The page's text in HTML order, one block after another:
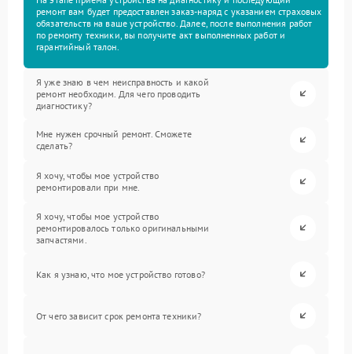
ремонт вам будет предоставлен заказ-наряд с указанием страховых
обязательств на ваше устройство. Далее, после выполнения работ
по ремонту техники, вы получите акт выполненных работ и
гарантийный талон.
Я уже знаю в чем неисправность и какой
ремонт необходим. Для чего проводить
диагностику?
Мне нужен срочный ремонт. Сможете
сделать?
Я хочу, чтобы мое устройство
ремонтировали при мне.
Я хочу, чтобы мое устройство
ремонтировалось только оригинальными
запчастями.
Как я узнаю, что мое устройство готово?
От чего зависит срок ремонта техники?